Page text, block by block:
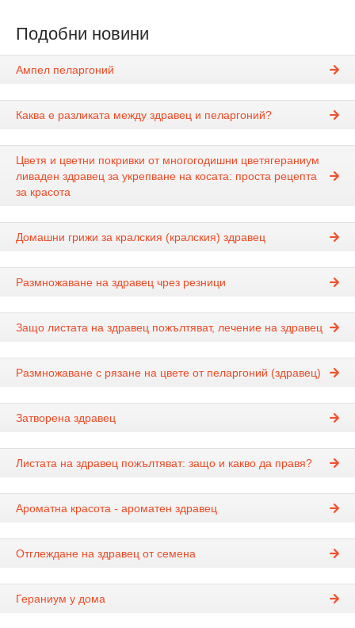
Подобни новини
Ампел пеларгоний
Каква е разликата между здравец и пеларгоний?
Цветя и цветни покривки от многогодишни цветягераниум
ливаден здравец за укрепване на косата: проста рецепта
за красота
Домашни грижи за кралския (кралския) здравец
Размножаване на здравец чрез резници
Защо листата на здравец пожълтяват, лечение на здравец
Размножаване с рязане на цвете от пеларгоний (здравец)
Затворена здравец
Листата на здравец пожълтяват: защо и какво да правя?
Ароматна красота - ароматен здравец
Отглеждане на здравец от семена
Гераниум у дома